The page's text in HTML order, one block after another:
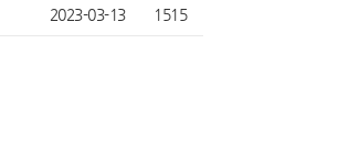
2023-03-13 1515